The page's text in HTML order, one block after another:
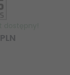
PLN